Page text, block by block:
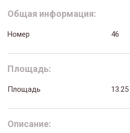
Общая информация:
Номер 46
Площадь:
Площадь 13.25
Описание: